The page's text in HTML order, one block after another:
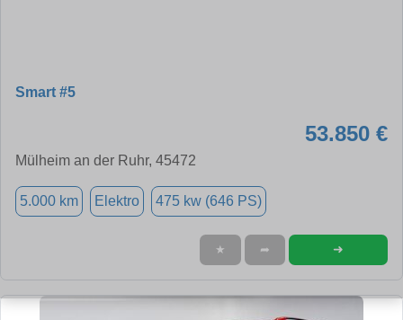
Smart #5
53.850 €
Mülheim an der Ruhr, 45472
5.000 km Elektro 475 kw (646 PS)
★ ➦ ➜